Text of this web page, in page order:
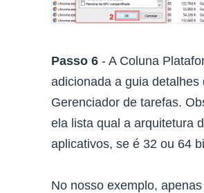
Passo 6 - A Coluna
adicionada a guia detalhes
Gerenciador de tarefas.
ela lista qual a arquitetura
aplicativos, se é 32 ou 64
No nosso exemplo, apenas